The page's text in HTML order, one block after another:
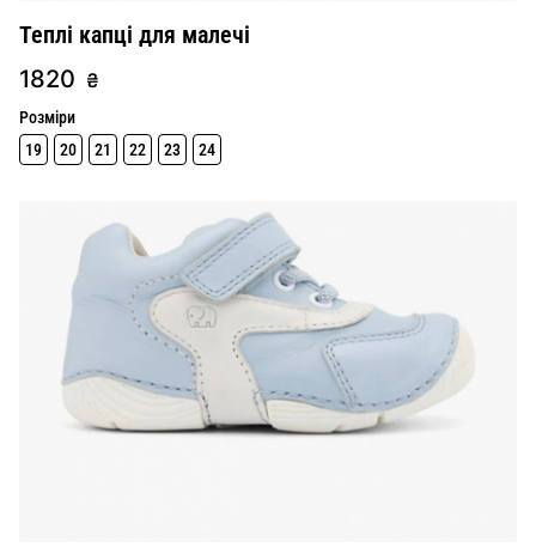
Теплі капці для малечі
1820 ₴
Розміри
19
20 21 22 23 24